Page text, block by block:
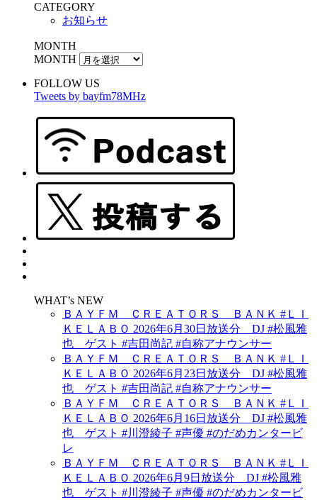
CATEGORY
お知らせ
MONTH
MONTH
FOLLOW US
Tweets by bayfm78MHz
WHAT’s NEW
ＢＡＹＦＭ ＣＲＥＡＴＯＲＳ ＢＡＮＫ #ＬＩ
ＫＥＬＡＢＯ 2026年6月30日放送分 DJ #松風雅
也 ゲスト #吉田尚記 #自称アナウンサー
ＢＡＹＦＭ ＣＲＥＡＴＯＲＳ ＢＡＮＫ #ＬＩ
ＫＥＬＡＢＯ 2026年6月23日放送分 DJ #松風雅
也 ゲスト #吉田尚記 #自称アナウンサー
ＢＡＹＦＭ ＣＲＥＡＴＯＲＳ ＢＡＮＫ #ＬＩ
ＫＥＬＡＢＯ 2026年6月16日放送分 DJ #松風雅
也 ゲスト #川澄綾子 #声優 #のだめカンタービ
レ
ＢＡＹＦＭ ＣＲＥＡＴＯＲＳ ＢＡＮＫ #ＬＩ
ＫＥＬＡＢＯ 2026年6月9日放送分 DJ #松風雅
也 ゲスト #川澄綾子 #声優 #のだめカンタービ